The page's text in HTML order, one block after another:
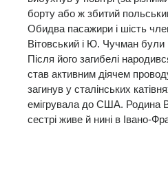
борту або ж збитий
Обидва пасажири і шість
Вітовський і Ю. Чучман були
Після його загибелі
став активним діячем
загинув у сталінських
емігрувала до США. Родина
сестрі живе й нині в Івано-